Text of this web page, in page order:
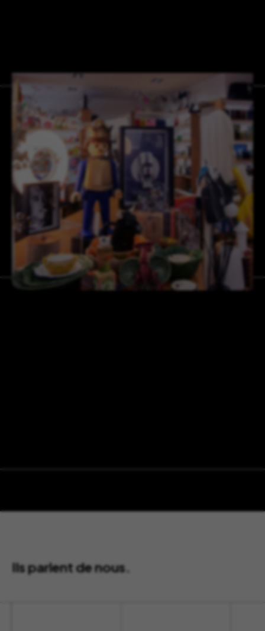
Ils parlent de nous.